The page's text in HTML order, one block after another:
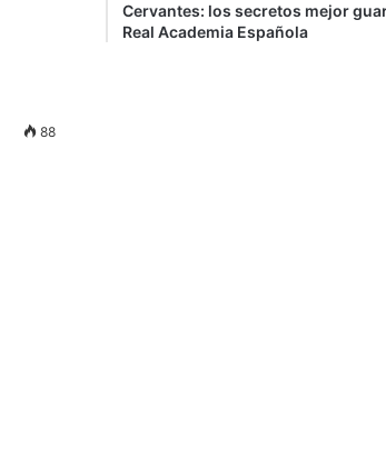
88
Cervantes: los secretos mejor
Real Academia Española